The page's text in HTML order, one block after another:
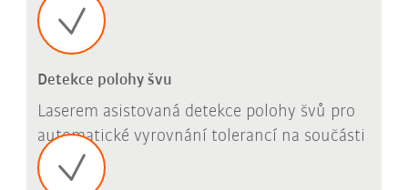
Detekce polohy švu
Laserem asistovaná detekce polohy švů pro
automatické vyrovnání tolerancí na součásti